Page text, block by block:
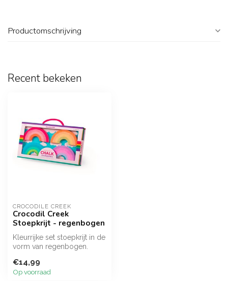
Productomschrijving
Recent bekeken
CROCODILE CREEK
Crocodil Creek
Stoepkrijt - regenbogen
Kleurrijke set stoepkrijt in de
vorm van regenbogen.
€14,99
Op voorraad